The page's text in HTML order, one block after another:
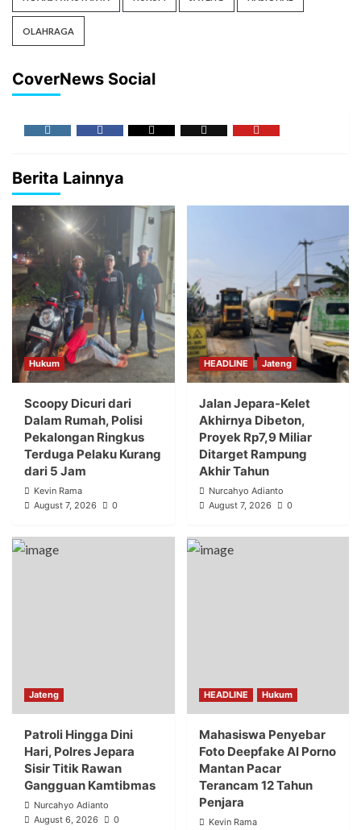
OLAHRAGA
CoverNews Social
Berita Lainnya
Hukum
Scoopy Dicuri dari
Dalam Rumah, Polisi
Pekalongan Ringkus
Terduga Pelaku Kurang
dari 5 Jam
Kevin Rama
August 7, 2026
0
HEADLINE Jateng
Jalan Jepara-Kelet
Akhirnya Dibeton,
Proyek Rp7,9 Miliar
Ditarget Rampung
Akhir Tahun
Nurcahyo Adianto
August 7, 2026
0
Jateng
Patroli Hingga Dini
Hari, Polres Jepara
Sisir Titik Rawan
Gangguan Kamtibmas
Nurcahyo Adianto
August 6, 2026
0
HEADLINE Hukum
Mahasiswa Penyebar
Foto Deepfake AI Porno
Mantan Pacar
Terancam 12 Tahun
Penjara
Kevin Rama